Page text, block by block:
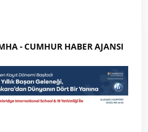
- CUMHUR HABER AJANSI